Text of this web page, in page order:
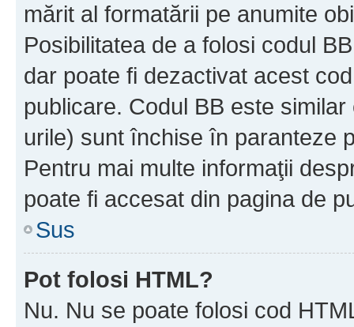
mărit al formatării pe anumite
Posibilitatea de a folosi codul
dar poate fi dezactivat acest
publicare. Codul BB este
urile) sunt închise în paranteze
Pentru mai multe informaţii
poate fi accesat din pagina de
Sus
Pot folosi HTML?
Nu. Nu se poate folosi cod